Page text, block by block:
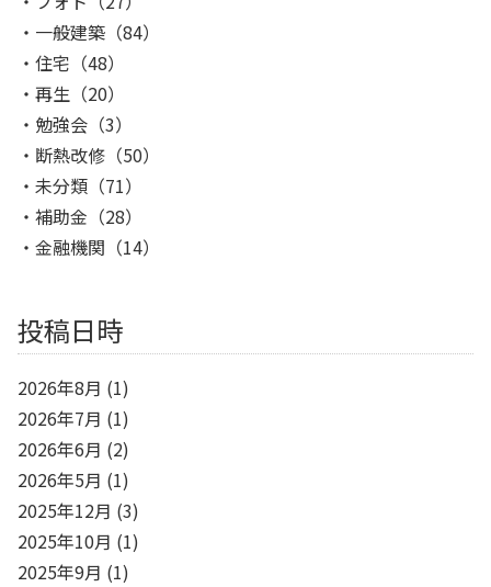
一般建築 （84）
住宅 （48）
再生 （20）
勉強会 （3）
断熱改修 （50）
未分類 （71）
補助金 （28）
金融機関 （14）
投稿日時
2026年8月 (1)
2026年7月 (1)
2026年6月 (2)
2026年5月 (1)
2025年12月 (3)
2025年10月 (1)
2025年9月 (1)